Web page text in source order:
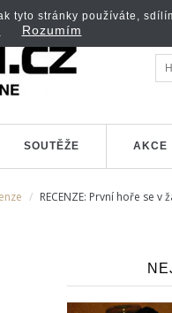
SOUTĚŽE AKCE
RECENZE: První hoře se
tyto stránky používáte,
Rozumím